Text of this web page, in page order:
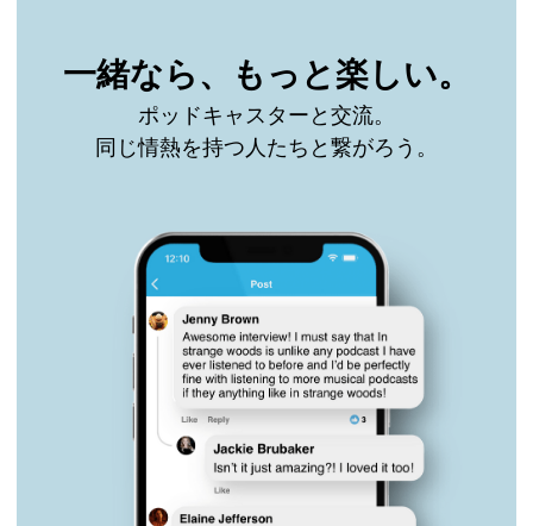
一緒なら、もっと楽しい。
ポッドキャスターと交流。
同じ情熱を持つ人たちと繋がろう。